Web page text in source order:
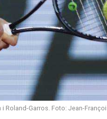
Roland-Garros. Foto: Jean-